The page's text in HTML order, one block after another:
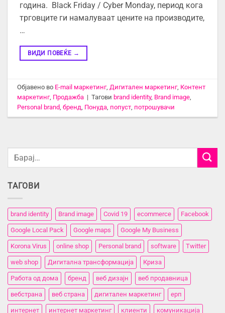
година. Black Friday / Cyber Monday, период кога
трговците ги намалуваат цените на производите,
…
ВИДИ ПОВЕЌЕ →
Објавено во E-mail маркетинг,Дигитален маркетинг, Контент
маркетинг, Продажба | Тагови brand identity, Brand image,
Personal brand,бренд, Понуда, попуст, потрошувачи
ТАГОВИ
brand identity Brand image Covid 19 ecommerce Facebook
Google Local Pack Google maps Google My Business
Korona Virus online shop Personal brand software Twitter
web shop Дигитална трансформација Криза
Работа од дома бренд веб дизајн веб продавница
вебстранa веб страна дигитален маркетинг ерп
интернет интернет маркетинг клиенти комуникација